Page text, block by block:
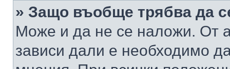
» Защо въобще трябва да
Може и да не се наложи. От
зависи дали е необходимо